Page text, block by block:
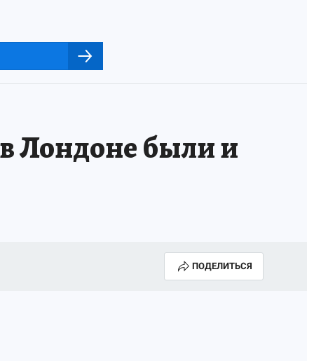
Лондоне были и
ПОДЕЛИТЬСЯ